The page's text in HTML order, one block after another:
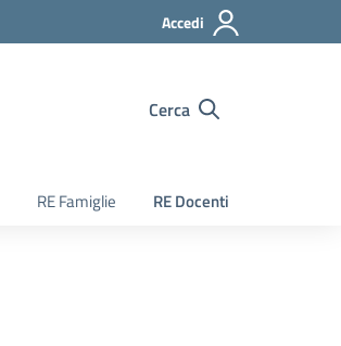
Accedi
Cerca
RE Famiglie RE Docenti